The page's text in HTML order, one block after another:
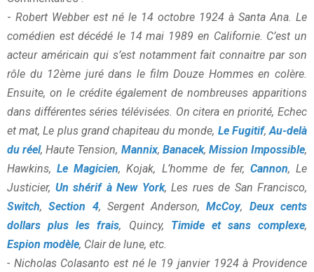
- Robert Webber est né le 14 octobre 1924 à Santa Ana. Le
comédien est décédé le 14 mai 1989 en Californie. C’est un
acteur américain qui s’est notamment fait connaitre par son
rôle du 12ème juré dans le film Douze Hommes en colère.
Ensuite, on le crédite également de nombreuses apparitions
dans différentes séries télévisées. On citera en priorité, Echec
et mat, Le plus grand chapiteau du monde, Le Fugitif,Au-delà
du réel, Haute Tension, Mannix, Banacek, Mission Impossible,
Hawkins,Le Magicien, Kojak, L’homme de fer, Cannon, Le
Justicier, Un shérif à New York, Les rues de San Francisco,
Switch,Section 4, Sergent Anderson,McCoy, Deux cents
dollars plus les frais, Quincy, Timide et sans complexe,
Espion modèle, Clair de lune, etc.
- Nicholas Colasanto est né le 19 janvier 1924 à Providence